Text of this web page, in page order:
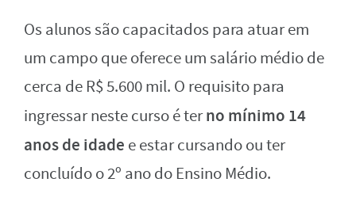
Os alunos são capacitados para atuar em
um campo que oferece um salário médio de
cerca de R$ 5.600 mil. O requisito para
ingressar neste curso é terno mínimo 14
anos de idade e estar cursando ou ter
concluído o 2º ano do Ensino Médio.